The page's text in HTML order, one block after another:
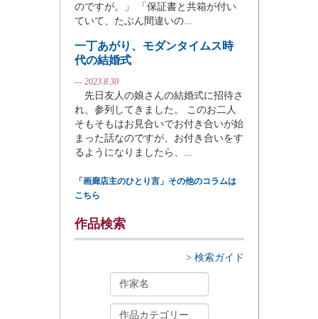
のですが。」 「保証書と共箱が付い
ていて、たぶん間違いの...
一丁あがり、モダンタイムス時
代の結婚式
— 2023.8.30
先日友人の娘さんの結婚式に招待さ
れ、参列してきました。 このお二人
そもそもはお見合いでお付き合いが始
まった話なのですが、お付き合いをす
るようになりましたら、...
「画廊店主のひとり言」その他のコラムは
こちら
作品検索
> 検索ガイド